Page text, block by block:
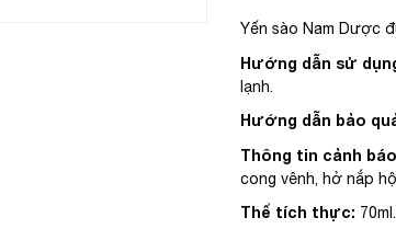
Yến sào Nam Dược
Hướng dẫn sử
lạnh.
Hướng dẫn bảo
Thông tin cảnh
cong vênh, hở nắp
Thể tích thực: 70ml.